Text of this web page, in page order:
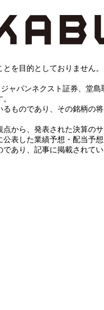
を目的としておりません。
ンネクスト証券、堂島
ものであり、その銘柄の
から、発表された決算の
表した業績予想・配当予
あり、記事に掲載されて